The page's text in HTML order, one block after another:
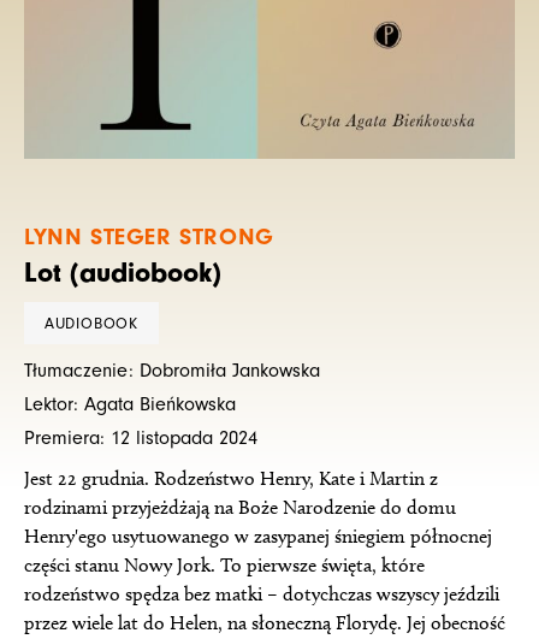
LYNN STEGER STRONG
Lot (audiobook)
AUDIOBOOK
Tłumaczenie: Dobromiła Jankowska
Lektor: Agata Bieńkowska
Premiera: 12 listopada 2024
Jest 22 grudnia. Rodzeństwo Henry, Kate i Martin z
rodzinami przyjeżdżają na Boże Narodzenie do domu
Henry'ego usytuowanego w zasypanej śniegiem północnej
części stanu Nowy Jork. To pierwsze święta, które
rodzeństwo spędza bez matki – dotychczas wszyscy jeździli
przez wiele lat do Helen, na słoneczną Florydę. Jej obecność